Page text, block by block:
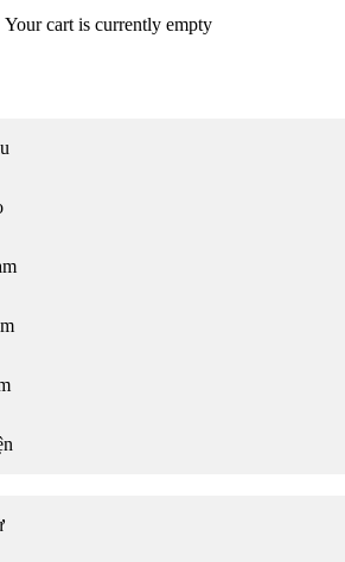
Your cart is currently empty